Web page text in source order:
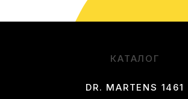
КАТАЛОГ
DR. MARTENS 1461